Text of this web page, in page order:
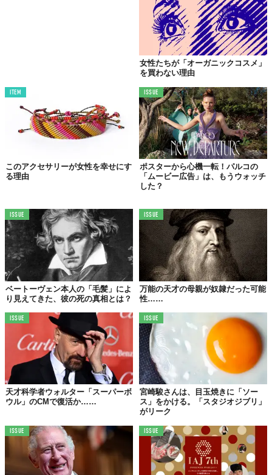
女性たちが「オーガニックコスメ」
を買わない理由
ITEM
このアクセサリーが女性を幸せにす
る理由
ISSUE
ポスターから心機一転！パルコの
「ムービー広告」は、もうウォッチ
した？
ISSUE
ベートーヴェン本人の「毛髪」によ
り見えてきた、彼の死の真相とは？
ISSUE
万能の天才の母親が奴隷だった可能
性……
ISSUE
天才科学者ウォルター「スーパーボ
ウル」のCMで復活か……
ISSUE
宮崎駿さんは、目玉焼きに「ソー
ス」をかける。「スタジオジブリ」
がリーク
ISSUE ISSUE